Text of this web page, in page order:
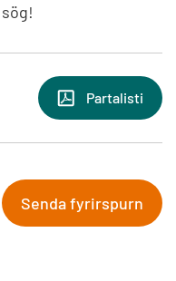
Partalisti
Senda fyrirspurn